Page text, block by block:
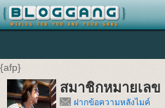
{afp}
สมาชิกหมายเลข
ฝากข้อความหลังไมค์